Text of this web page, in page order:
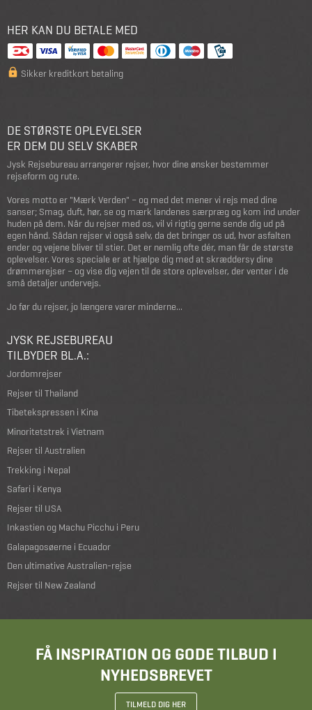
HER KAN DU BETALE MED
Sikker kreditkort betaling
DE STØRSTE OPLEVELSER
ER DEM DU SELV SKABER
Jysk Rejsebureau arrangerer rejser, hvor dine ønsker bestemmer
rejseform og rute.
Vores motto er "Mærk Verden" – og med det mener vi rejs med dine
sanser; Smag, duft, hør, se og mærk landenes særpræg og kom ind under
huden på dem. Når du rejser med os, vil vi rigtig gerne sende dig ud på
egen hånd. Sådan rejser vi også selv, da det bringer os ud, hvor asfalten
ender og vejene bliver til stier. Det er nemlig ofte dér, man får de største
oplevelser. Vores speciale er at hjælpe dig med at skræddersy dine
drømmerejser – og vise dig vejen til de store oplevelser, der venter i de
små detaljer undervejs.
Jo før du rejser, jo længere varer minderne...
JYSK REJSEBUREAU
TILBYDER BL.A.:
Jordomrejser
Rejser til Thailand
Tibetekspressen i Kina
Minoritetstrek i Vietnam
Rejser til Australien
Trekking i Nepal
Safari i Kenya
Rejser til USA
Inkastien og Machu Picchu i Peru
Galapagosøerne i Ecuador
Den ultimative Australien-rejse
Rejser til New Zealand
FÅ INSPIRATION OG GODE TILBUD I
NYHEDSBREVET
TILMELD DIG HER